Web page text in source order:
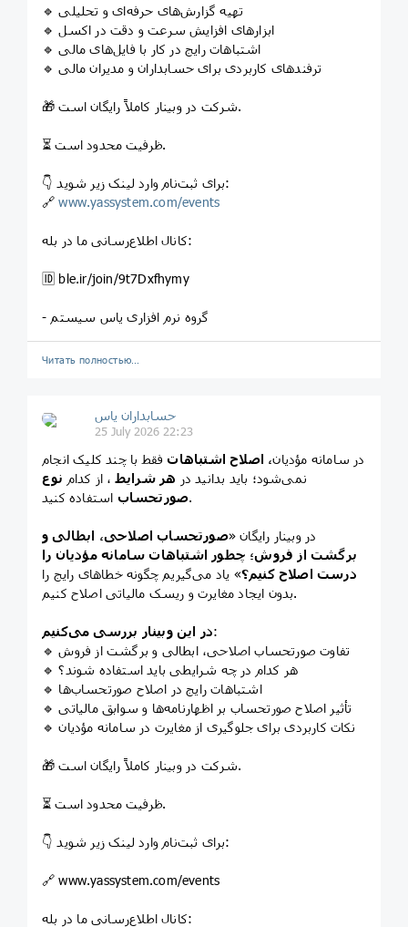
🔹 تهیه گزارش‌های حرفه‌ای و تحلیلی
🔹 ابزارهای افزایش سرعت و دقت در اکسل
🔹 اشتباهات رایج در کار با فایل‌های مالی
🔹 ترفندهای کاربردی برای حسابداران و مدیران مالی
🎁 شرکت در وبینار کاملاً رایگان است.
⏳ ظرفیت محدود است.
👇 برای ثبت‌نام وارد لینک زیر شوید:
🔗www.yassystem.com/events
کانال اطلاع‌رسانی ما در بله:
🆔️ ble.ir/join/9t7Dxfhymy
- گروه نرم افزاری یاس سیستم
Читать полностью…
حسابداران یاس
25 July 2026 22:23
در سامانه مؤدیان، اصلاح اشتباهات فقط با چند کلیک انجام
نمی‌شود؛ باید بدانید در هر شرایط ، از کدام نوع
صورتحساباستفاده کنید.
در وبینار رایگان «صورتحساب اصلاحی، ابطالی و
برگشت از فروش؛ چطور اشتباهات سامانه مؤدیان را
درست اصلاح کنیم؟» یاد می‌گیریم چگونه خطاهای رایج را
بدون ایجاد مغایرت و ریسک مالیاتی اصلاح کنیم.
در این وبینار بررسی می‌کنیم:
🔹 تفاوت صورتحساب اصلاحی، ابطالی و برگشت از فروش
🔹 هر کدام در چه شرایطی باید استفاده شوند؟
🔹 اشتباهات رایج در اصلاح صورتحساب‌ها
🔹 تأثیر اصلاح صورتحساب بر اظهارنامه‌ها و سوابق مالیاتی
🔹 نکات کاربردی برای جلوگیری از مغایرت در سامانه مؤدیان
🎁 شرکت در وبینار کاملاً رایگان است.
⏳ ظرفیت محدود است.
👇 برای ثبت‌نام وارد لینک زیر شوید:
🔗 www.yassystem.com/events
کانال اطلاع‌رسانی ما در بله: